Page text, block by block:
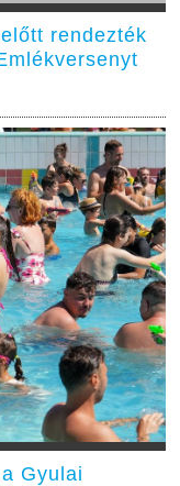
rendezték
Gyulai